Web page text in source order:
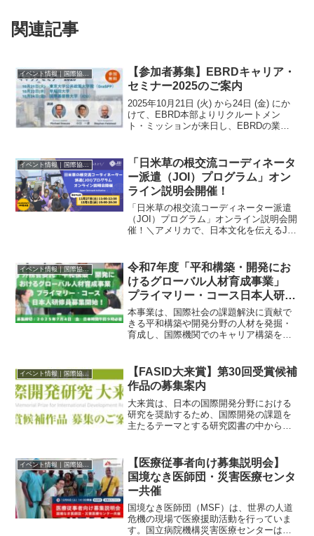
関連記事
イベント情報｜国際協力に関するイベント・セミナー・インターン情報
【参加者募集】EBRDキャリア・
セミナー2025のご案内
2025年10月21日 (火) から24日 (金) にか
けて、EBRD本部よりリクルートメン
ト・ミッションが来日し、EBRDの業務
定です。これらのセミナーは、EBRDの...
イベント情報｜国際協力に関するイベント・セミナー・インターン情報
「日米草の根交流コーディネータ
ー派遣（JOI）プログラム」オン
ライン説明会開催！
「日米草の根交流コーディネーター派遣
（JOI）プログラム」オンライン説明会開
催！＼アメリカで、日本文化を伝えるJOI
ラシアン協会と共同で「JOI(ジョイ)プロ
グラム」(...
イベント情報｜国際協力に関するイベント・セミナー・インターン情報
令和7年度「平和構築・開発にお
けるグローバル人材育成事業」
プライマリー・コース日本人研修
員の募集を開始します！！
本事業は、国際社会の課題解決に貢献で
きる平和構築や開発分野の人材を発掘・
育成し、国際機関でのキャリア構築を支
外務省から委託を受け、国連訓練調査研
究所（UNITAR）と...
イベント情報｜国際協力に関するイベント・セミナー・インターン情報
【FASID大来賞】第30回受賞候補
作品の募集案内
大来賞は、日本の国際開発分野における
研究を奨励するため、国際開発の課題を
主たるテーマとする研究図書の中から、
書を一年に一度顕彰しております。2026
年度は、第30回を迎...
【医療従事者向け募集説明会】
国境なき医師団・災害医療センタ
ー共催
国境なき医師団（MSF）は、世界の人道
危機の現場で医療援助活動を行っていま
す。国立病院機構災害医療センターは、